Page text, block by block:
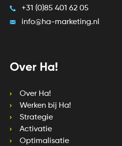
Over Ha!
Over Ha!
Werken bij Ha!
Strategie
Activatie
Optimalisatie
+31 (0)85 401 62 05
info@ha-marketing.nl